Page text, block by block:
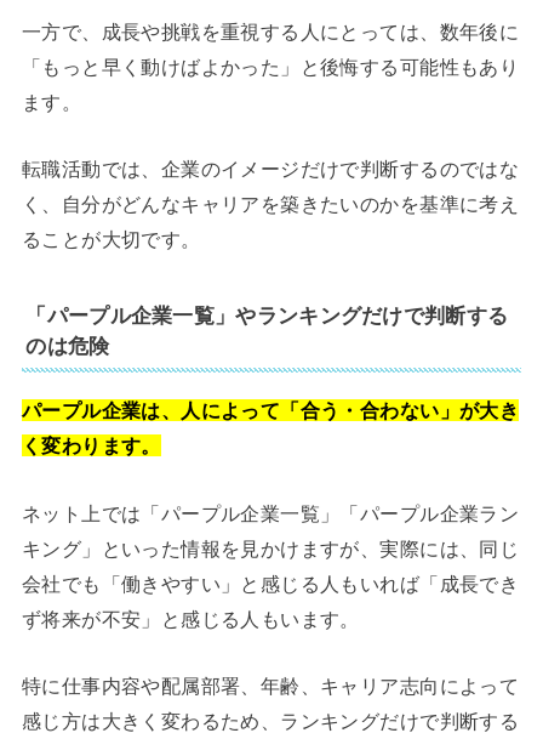
一方で、成長や挑戦を重視する人にとっては、数年後に
「もっと早く動けばよかった」と後悔する可能性もあり
ます。
転職活動では、企業のイメージだけで判断するのではな
く、自分がどんなキャリアを築きたいのかを基準に考え
ることが大切です。
「パープル企業一覧」やランキングだけで判断する
のは危険
パープル企業は、人によって「合う・合わない」が大き
く変わります。
ネット上では「パープル企業一覧」「パープル企業ラン
キング」といった情報を見かけますが、実際には、同じ
会社でも「働きやすい」と感じる人もいれば「成長でき
ず将来が不安」と感じる人もいます。
特に仕事内容や配属部署、年齢、キャリア志向によって
感じ方は大きく変わるため、ランキングだけで判断する